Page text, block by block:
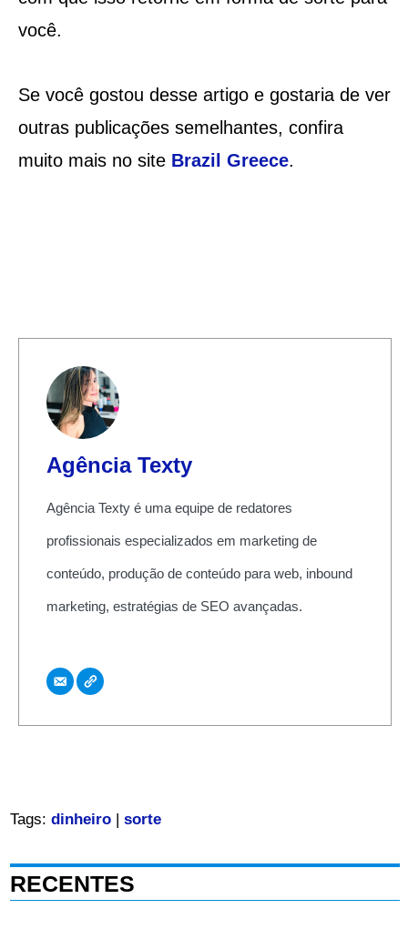
você.
Se você gostou desse artigo e gostaria de ver
outras publicações semelhantes, confira
muito mais no site Brazil Greece.
Agência Texty
Agência Texty é uma equipe de redatores
profissionais especializados em marketing de
conteúdo, produção de conteúdo para web, inbound
marketing, estratégias de SEO avançadas.
Tags: dinheiro| sorte
RECENTES